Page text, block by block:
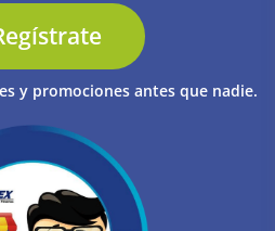
y promociones antes que nadie.